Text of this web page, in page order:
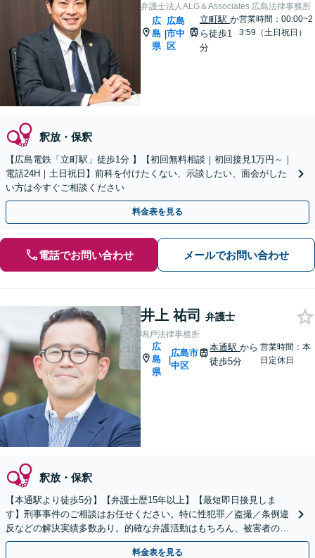
弁護士法人ALG＆Associates 広島法律事務所
広
島
県
|
広島
市中
区
立町駅か
ら徒歩1
分
営業時間：00:00~2
3:59（土日祝日）
釈放・保釈
【広島電鉄「立町駅」徒歩1分 】【初回無料相談｜初回接見1万円～｜
電話24H｜土日祝日】前科を付けたくない、示談したい、面会がした
い方は今すぐご相談ください
料金表を見る
電話でお問い合わせ メールでお問い合わせ
井上 祐司 弁護士
鳴戸法律事務所
広
島
県
|
広島市
中区
本通駅から
徒歩5分
営業時間：本
日定休日
釈放・保釈
【本通駅より徒歩5分】【弁護士歴15年以上】【最短即日接見しま
す】刑事事件のご相談はお任せください。特に性犯罪／盗撮／条例違
反などの解決実績多数あり。的確な弁護活動はもちろん、被害者の方
との示談交渉もお任せください【土日・祝日対応可】
料金表を見る